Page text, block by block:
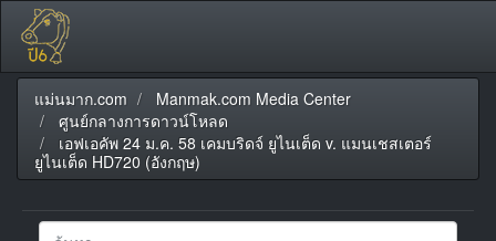
แม่นมาก.com
Manmak.com Media Center
ศูนย์กลางการดาวน์โหลด
เอฟเอคัพ 24 ม.ค. 58 เคมบริดจ์ ยูไนเต็ด v. แมนเชสเตอร์
ยูไนเต็ด HD720 (อังกฤษ)